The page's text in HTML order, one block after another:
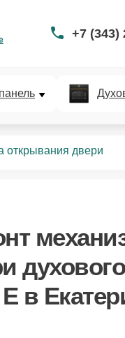
+7 (343)
открывания двери
в